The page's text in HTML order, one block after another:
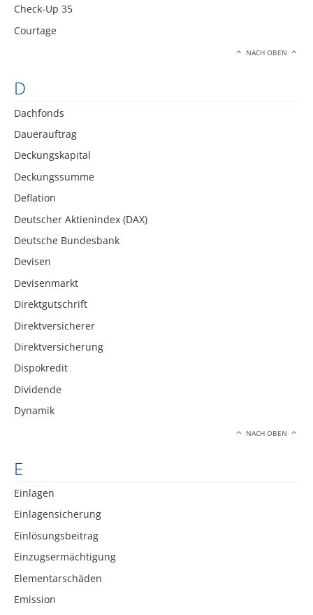
Check-Up 35
Courtage
NACH OBEN
D
Dachfonds
Dauerauftrag
Deckungskapital
Deckungssumme
Deflation
Deutscher Aktienindex (DAX)
Deutsche Bundesbank
Devisen
Devisenmarkt
Direktgutschrift
Direktversicherer
Direktversicherung
Dispokredit
Dividende
Dynamik
NACH OBEN
E
Einlagen
Einlagensicherung
Einlösungsbeitrag
Einzugsermächtigung
Elementarschäden
Emission